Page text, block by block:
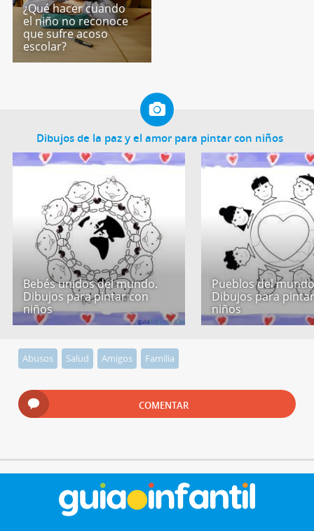
¿Qué hacer cuando
el niño no reconoce
que sufre acoso
escolar?
Dibujos de la paz y el amor para pintar con niños
Bebés unidos del mundo.
Dibujos para pintar con
niños
Pueblos del
Dibujos para
niños
Abusos Salud Amigos Familia
COMENTAR